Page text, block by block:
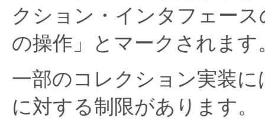
クション・インタフェー
の操作」とマークされます
一部のコレクション実装
に対する制限があります。